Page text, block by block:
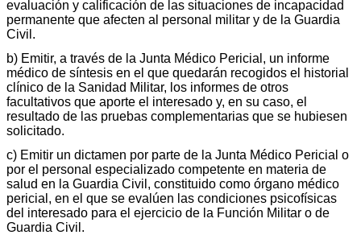
evaluación y calificación de las situaciones de incapacidad
permanente que afecten al personal militar y de la Guardia
Civil.
b) Emitir, a través de la Junta Médico Pericial, un informe
médico de síntesis en el que quedarán recogidos el historial
clínico de la Sanidad Militar, los informes de otros
facultativos que aporte el interesado y, en su caso, el
resultado de las pruebas complementarias que se hubiesen
solicitado.
c) Emitir un dictamen por parte de la Junta Médico Pericial o
por el personal especializado competente en materia de
salud en la Guardia Civil, constituido como órgano médico
pericial, en el que se evalúen las condiciones psicofísicas
del interesado para el ejercicio de la Función Militar o de
Guardia Civil.